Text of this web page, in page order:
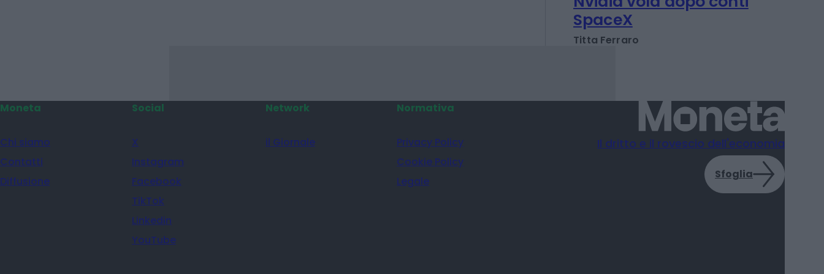
INVESTIMENTI E MERCATI
Musk piange, Huang
ride. Ecco perché
Moneta Social
X
Instagram
Facebook
Normativa
Il dritto e il rovescio dell'economia